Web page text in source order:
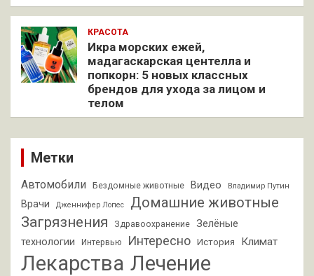
КРАСОТА
Икра морских ежей,
мадагаскарская центелла и
попкорн: 5 новых классных
брендов для ухода за лицом и
телом
Метки
Автомобили Бездомные животные Видео Владимир Путин
Врачи Дженнифер Лопес
Домашние животные
Загрязнения
Здравоохранение
Зелёные
технологии
Интервью Интересно История Климат
Лекарства Лечение